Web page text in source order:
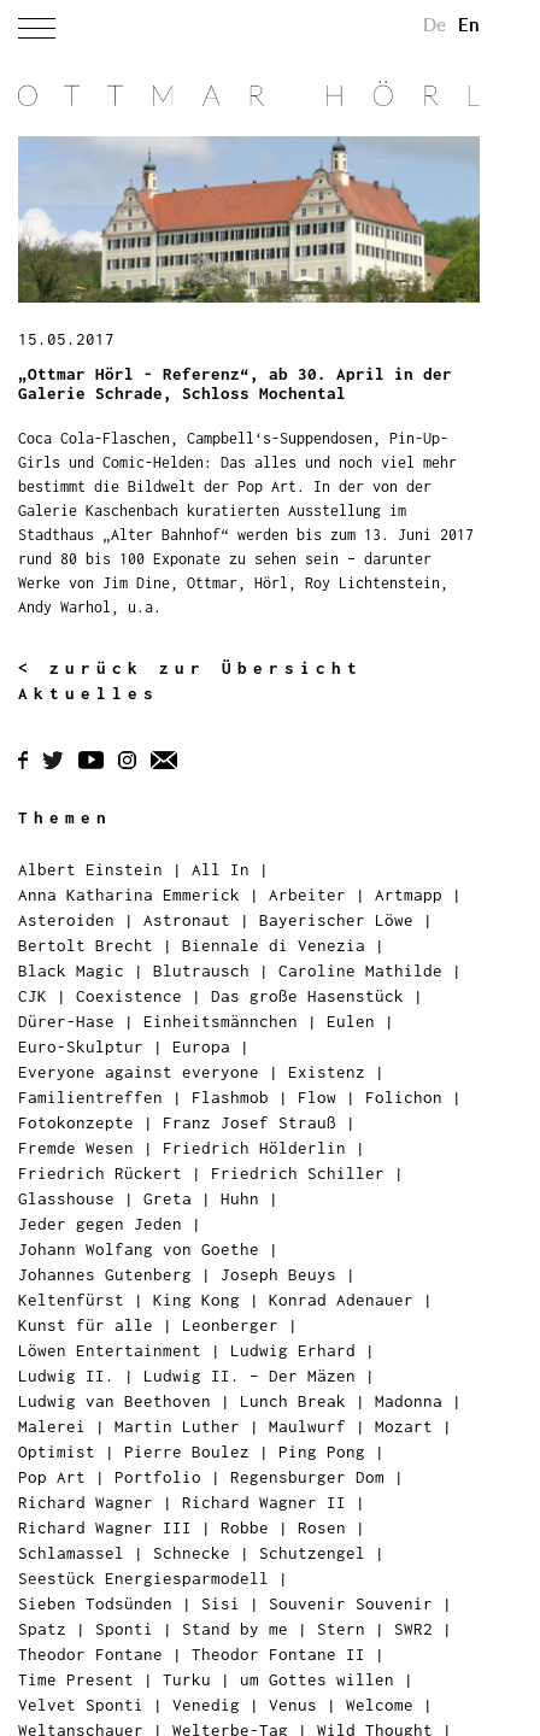
De En
15.05.2017
„Ottmar Hörl - Referenz“, ab 30. April in der
Galerie Schrade, Schloss Mochental
Coca Cola-Flaschen, Campbell‘s-Suppendosen, Pin-Up-
Girls und Comic-Helden: Das alles und noch viel mehr
bestimmt die Bildwelt der Pop Art. In der von der
Galerie Kaschenbach kuratierten Ausstellung im
Stadthaus „Alter Bahnhof“ werden bis zum 13. Juni 2017
rund 80 bis 100 Exponate zu sehen sein – darunter
Werke von Jim Dine, Ottmar, Hörl, Roy Lichtenstein,
Andy Warhol, u.a.
< zurück zur Übersicht
Aktuelles
Themen
Albert Einstein | All In |
Anna Katharina Emmerick | Arbeiter | Artmapp |
Asteroiden | Astronaut | Bayerischer Löwe |
Bertolt Brecht | Biennale di Venezia |
Black Magic | Blutrausch | Caroline Mathilde |
CJK | Coexistence | Das große Hasenstück |
Dürer-Hase | Einheitsmännchen | Eulen |
Euro-Skulptur | Europa |
Everyone against everyone | Existenz |
Familientreffen | Flashmob | Flow | Folichon |
Fotokonzepte | Franz Josef Strauß |
Fremde Wesen | Friedrich Hölderlin |
Friedrich Rückert | Friedrich Schiller |
Glasshouse | Greta | Huhn |
Jeder gegen Jeden |
Johann Wolfang von Goethe |
Johannes Gutenberg | Joseph Beuys |
Keltenfürst | King Kong | Konrad Adenauer |
Kunst für alle | Leonberger |
Löwen Entertainment | Ludwig Erhard |
Ludwig II.
| Ludwig II. – Der Mäzen |
Ludwig van Beethoven | Lunch Break | Madonna |
Malerei
| Martin Luther | Maulwurf | Mozart |
Optimist | Pierre Boulez | Ping Pong |
Pop Art | Portfolio | Regensburger Dom |
Richard Wagner | Richard Wagner II
|
Richard Wagner III
| Robbe | Rosen |
Schlamassel
| Schnecke | Schutzengel
|
Seestück Energiesparmodell
|
Sieben Todsünden | Sisi | Souvenir Souvenir |
Spatz | Sponti | Stand by me | Stern | SWR2 |
Theodor Fontane | Theodor Fontane II
|
Time Present | Turku | um Gottes willen |
Velvet Sponti
| Venedig | Venus | Welcome |
Weltanschauer | Welterbe-Tag | Wild Thought |